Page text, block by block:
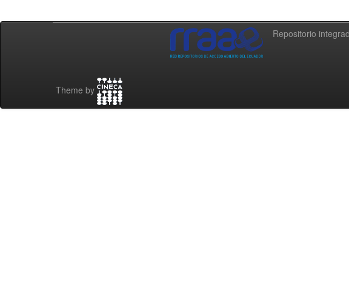
Repositorio
Theme by